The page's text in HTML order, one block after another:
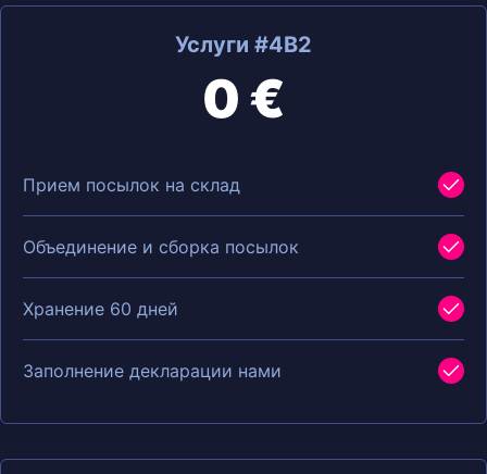
Услуги #4B2
0 €
Прием посылок на склад
Объединение и сборка посылок
Хранение 60 дней
Заполнение декларации нами